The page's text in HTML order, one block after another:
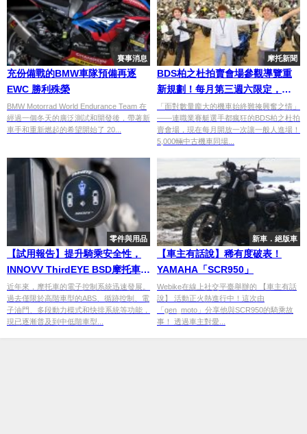
賽事消息
充份備戰的BMW車隊預備再逐
EWC 勝利殊榮
BMW Motorrad World Endurance Team 在
經過一個冬天的廣泛測試和開發後，帶著新
車手和重新燃起的希望開始了 20...
摩托新聞
BDS柏之杜拍賣會場參觀導覽重
新規劃！每月第三週六限定，參
觀5000輛中古機車展示場×500日
圓含輕食紀念品
「面對數量龐大的機車始終難掩興奮之情」
——連職業賽艇選手都瘋狂的BDS柏之杜拍
賣會場，現在每月開放一次讓一般人進場！
5,000輛中古機車同場...
零件與用品
【試用報告】提升騎乘安全性，
INNOVV ThirdEYE BSD摩托車專
用盲點偵測系統
近年來，摩托車的電子控制系統迅速發展。
過去僅限於高階車型的ABS、循跡控制、電
子油門、多段動力模式和快排系統等功能，
現已逐漸普及到中低階車型...
新車．絕版車
【車主有話說】稀有度破表！
YAMAHA「SCR950」
Webike在線上社交平臺舉辦的 【車主有話
說】 活動正火熱進行中！這次由
「gen_moto」分享他與SCR950的騎乘故
事！ 透過車主對愛...